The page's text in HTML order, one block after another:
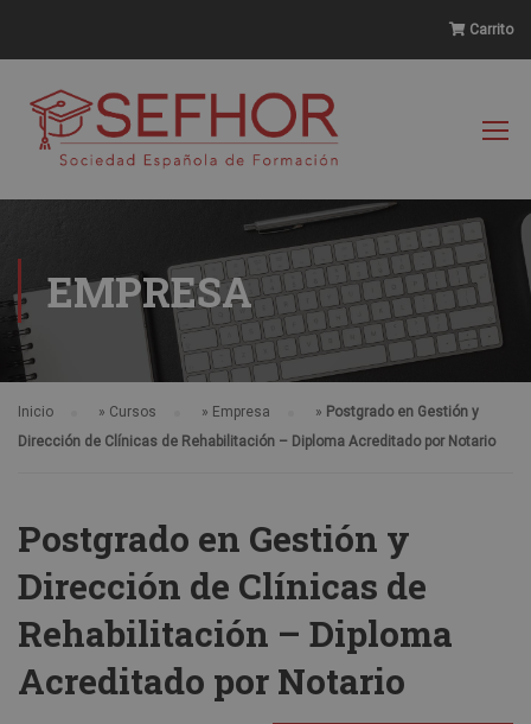
Carrito
EMPRESA
Inicio » Cursos » Empresa » Postgrado en Gestión y
Dirección de Clínicas de Rehabilitación – Diploma Acreditado por Notario
Postgrado en Gestión y
Dirección de Clínicas de
Rehabilitación – Diploma
Acreditado por Notario